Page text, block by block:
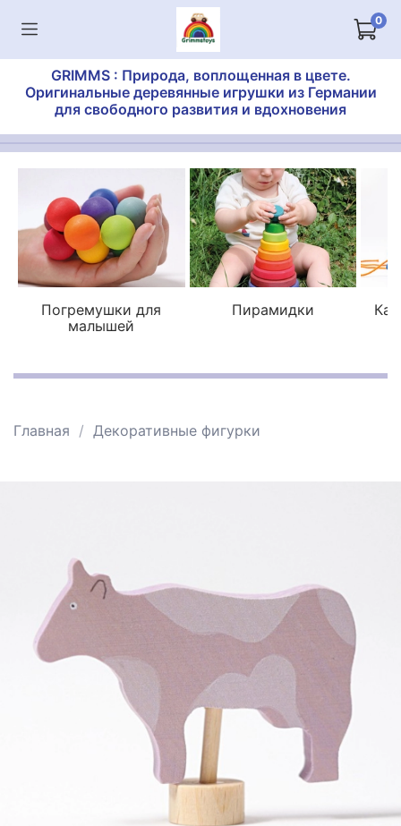
0
GRIMMS : Природа, воплощенная в цвете.
Оригинальные деревянные игрушки из Германии
для свободного развития и вдохновения
Погремушки для
малышей
Пирамидки
Главная Декоративные фигурки